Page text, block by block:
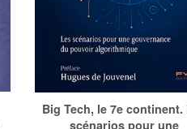
Big Tech, le 7e continent.
scénarios pour une